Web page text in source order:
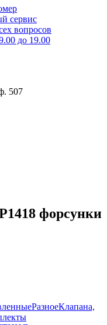
сервис
вопросов
до 19.00
507
форсунки
РазноеКлапана,